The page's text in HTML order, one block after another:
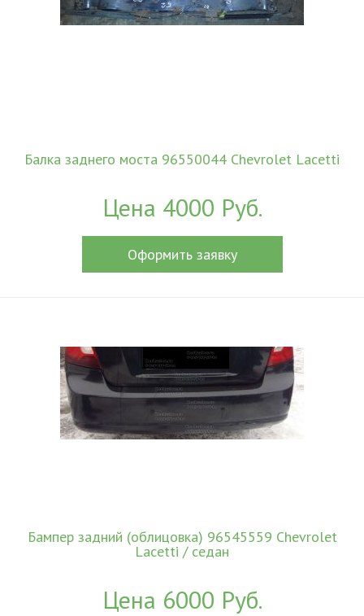
Балка заднего моста 96550044 Chevrolet Lacetti
Цена 4000 Руб.
Оформить заявку
Бампер задний (облицовка) 96545559 Chevrolet
Lacetti / седан
Цена 6000 Руб.